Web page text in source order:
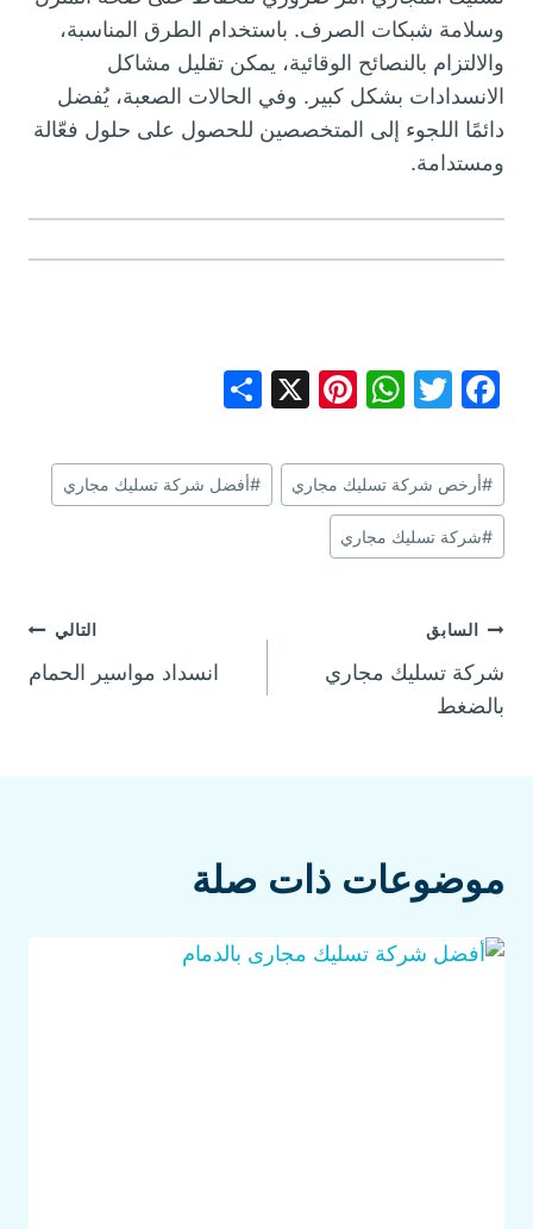
وسلامة شبكات الصرف. باستخدام الطرق المناسبة،
والالتزام بالنصائح الوقائية، يمكن تقليل مشاكل
الانسدادات بشكل كبير. وفي الحالات الصعبة، يُفضل
دائمًا اللجوء إلى المتخصصين للحصول على حلول فعّالة
ومستدامة.
F
c
e
b
o
T
itt
er
W
at
s
A
Pi
er
e
X
ar
e
وسوم
المقال:
#أرخص شركة تسليك مجاري #أفضل شركة تسليك مجاري
#شركة تسليك مجاري
تصفّح
المقالات
السابق
شركة تسليك مجاري
بالضغط
التالي
انسداد مواسير الحمام
موضوعات ذات صلة